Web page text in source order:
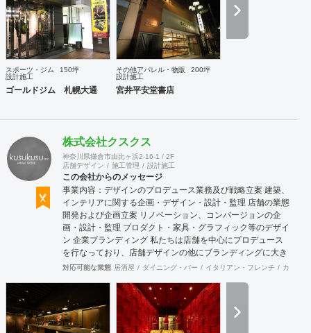
スポーツ・ジム
150坪
設計施工
ゴールドジム 札幌大通
その他アパレル・物販
200坪
設計施工
宮井平安堂書店
株式会社クスクス
神奈川県鎌倉市由比ヶ浜2-16-1 / 2F
店舗デザイン
施工管理 設計施工
この会社からのメッセージ
事業内容：デザインのプロデュース業務及び戦略立案 建築、
インテリアに関する企画・デザイン・設計・監理 店舗の業態
開発および企画立案 リノベーション、コンバージョンの企
画・設計・監理 プロダクト・家具・グラフィック等のデザイ
ン 企業ブランディング 私たちは店舗を中心にプロデュース
を行なっており、店舗デザインの他にブランディングに大き
く力を入れております。ブランディングに時間をかけ、経営
り、社員さんはもちろんのこと、全スタッフまで理念を浸透
させることが重要だと考えます。ブランドの世界感を表現で
きるようブランディングからご一緒させて頂くことで、理念
と一貫性のあるインテリアデザインが表現できると考えてお
対応可能な業態 居酒屋 ダイニング・バー イタリアン・フレンチ カフェ